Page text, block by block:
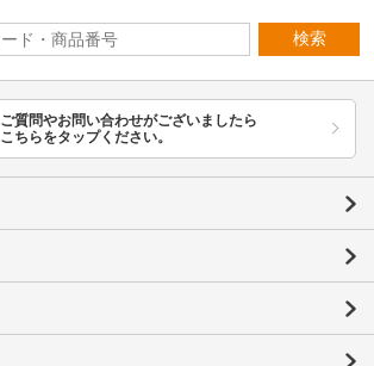
検索
ご質問やお問い合わせがございましたら
こちらをタップください。